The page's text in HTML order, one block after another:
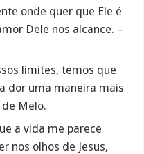
onde quer que Ele é
Dele nos alcance. –
limites, temos que
dor uma maneira mais
de Melo.
a vida me parece
nos olhos de Jesus,